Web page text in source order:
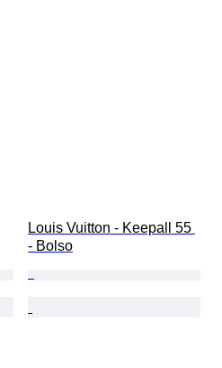
Louis Vuitton - Keepall 55
- Bolso